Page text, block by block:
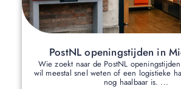
PostNL openingstijden in
Wie zoekt naar de PostNL
wil meestal snel weten of een logistieke
nog haalbaar is. ...